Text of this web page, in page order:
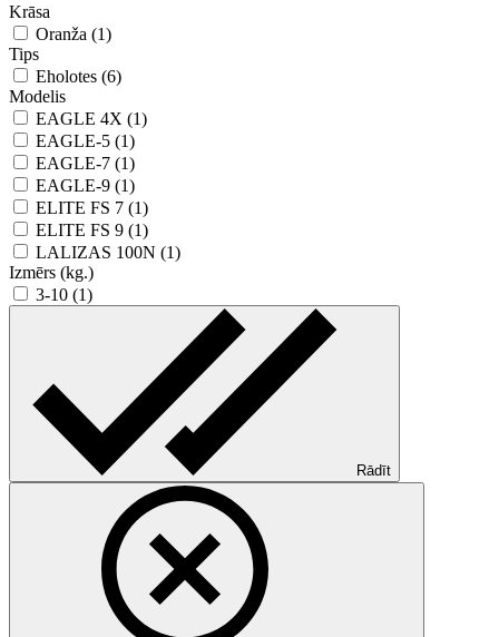
Krāsa
Oranža (1)
Tips
Eholotes (6)
Modelis
EAGLE 4X (1)
EAGLE-5 (1)
EAGLE-7 (1)
EAGLE-9 (1)
ELITE FS 7 (1)
ELITE FS 9 (1)
LALIZAS 100N (1)
Izmērs (kg.)
3-10 (1)
Rādīt